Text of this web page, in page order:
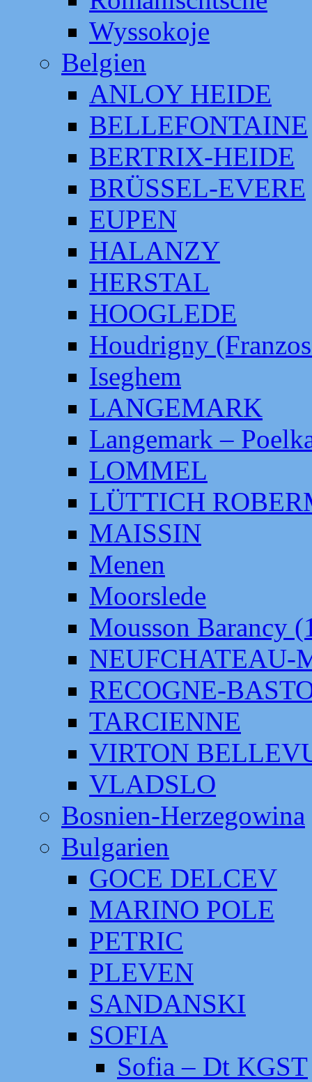
Wyssokoje
Belgien
ANLOY HEIDE
BELLEFONTAINE
BERTRIX-HEIDE
BRÜSSEL-EVERE
EUPEN
HALANZY
HERSTAL
HOOGLEDE
Houdrigny
Iseghem
LANGEMARK
Langemark –
LOMMEL
LÜTTICH
MAISSIN
Menen
Moorslede
Mousson Barancy
NEUFCHATEAU-
RECOGNE-
TARCIENNE
VIRTON
VLADSLO
Bosnien-Herzegowina
Bulgarien
GOCE DELCEV
MARINO POLE
PETRIC
PLEVEN
SANDANSKI
SOFIA
Sofia – Dt KGST